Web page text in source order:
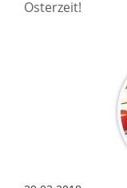
Osterzeit!